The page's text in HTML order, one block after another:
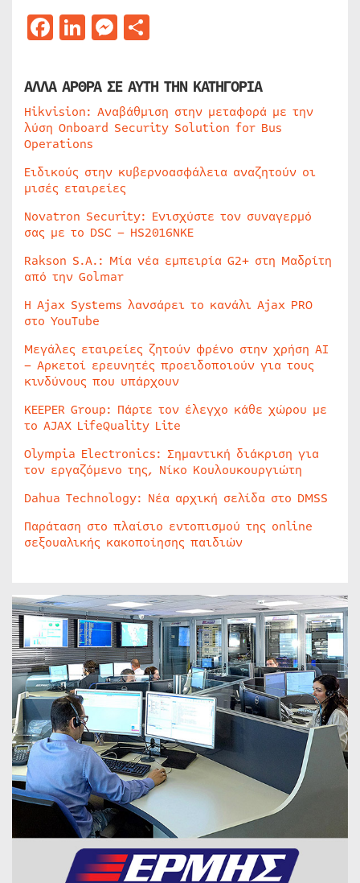
Facebook
LinkedIn
Messenger
ΑΛΛΑ ΑΡΘΡΑ ΣΕ ΑΥΤΗ ΤΗΝ ΚΑΤΗΓΟΡΙΑ
Hikvision: Αναβάθμιση στην μεταφορά με την
λύση Onboard Security Solution for Bus
Operations
Ειδικούς στην κυβερνοασφάλεια αναζητούν οι
μισές εταιρείες
Novatron Security: Ενισχύστε τον συναγερμό
σας με το DSC – HS2016NKE
Rakson S.A.: Μία νέα εμπειρία G2+ στη Μαδρίτη
από την Golmar
Η Ajax Systems λανσάρει το κανάλι Ajax PRO
στο YouTube
Μεγάλες εταιρείες ζητούν φρένο στην χρήση AI
– Αρκετοί ερευνητές προειδοποιούν για τους
κινδύνους που υπάρχουν
KEEPER Group: Πάρτε τον έλεγχο κάθε χώρου με
το AJAX LifeQuality Lite
Olympia Electronics: Σημαντική διάκριση για
τον εργαζόμενο της, Νίκο Κουλουκουργιώτη
Dahua Technology: Νέα αρχική σελίδα στο DMSS
Παράταση στο πλαίσιο εντοπισμού της online
σεξουαλικής κακοποίησης παιδιών